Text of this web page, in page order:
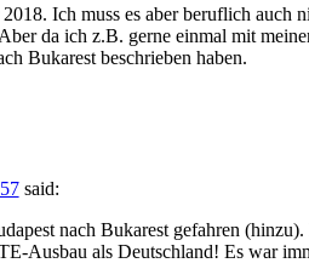
Ich muss es aber beruflich auch
da ich z.B. gerne einmal mit
Bukarest beschrieben haben.
said:
nach Bukarest gefahren
Ausbau als Deutschland! Es war